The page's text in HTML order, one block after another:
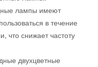
лампы имеют
в течение
что снижает частоту
двухцветные